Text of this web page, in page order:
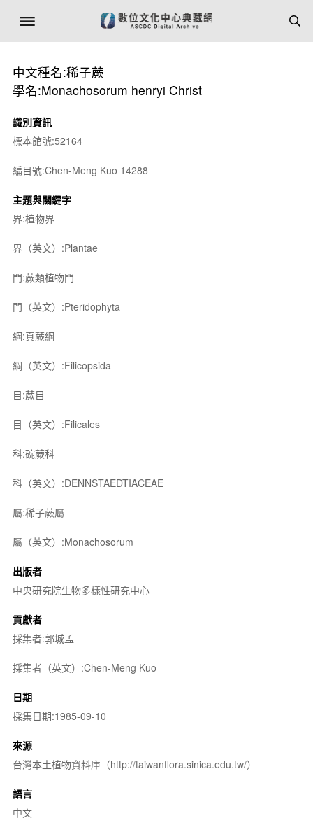
中文種名:稀子蕨
學名:Monachosorum henryi Christ
識別資訊
標本館號:52164
編目號:Chen-Meng Kuo 14288
主題與關鍵字
界:植物界
界（英文）:Plantae
門:蕨類植物門
門（英文）:Pteridophyta
綱:真蕨綱
綱（英文）:Filicopsida
目:蕨目
目（英文）:Filicales
科:碗蕨科
科（英文）:DENNSTAEDTIACEAE
屬:稀子蕨屬
屬（英文）:Monachosorum
出版者
中央研究院生物多樣性研究中心
貢獻者
採集者:郭城孟
採集者（英文）:Chen-Meng Kuo
日期
採集日期:1985-09-10
來源
台灣本土植物資料庫（http://taiwanflora.sinica.edu.tw/）
語言
中文